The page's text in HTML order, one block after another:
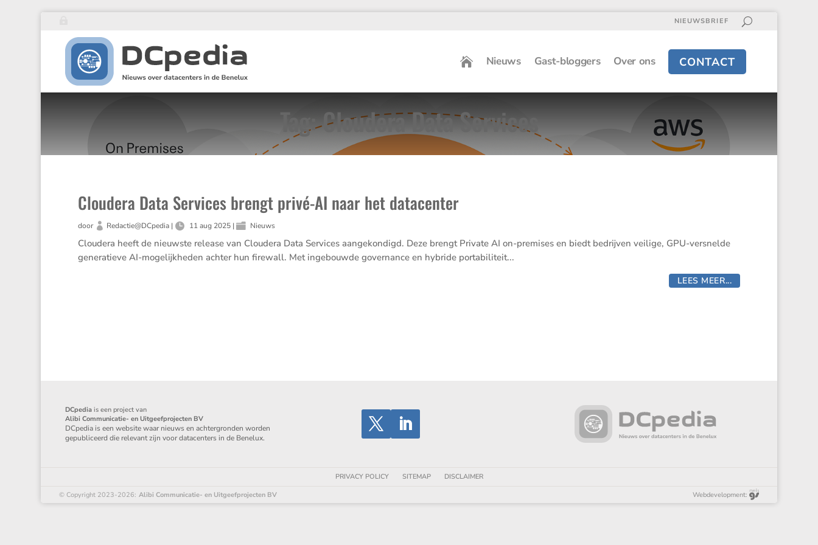
NIEUWSBRIEF
Nieuws Gast-bloggers Over ons CONTACT
Tag: Cloudera Data Services
Cloudera Data Services brengt privé-AI naar het datacenter
door Redactie@DCpedia| 11 aug 2025| Nieuws
Cloudera heeft de nieuwste release van Cloudera Data Services aange­kon­digd. Deze brengt Private AI on-premises en biedt bedrijven veilige, GPU-versnelde
genera­tieve AI-mogelijk­heden achter hun firewall. Met ingebouwde gover­nance en hybride porta­bi­li­teit...
LEES MEER...
DCpedia is een project van
Alibi Communicatie- en Uitgeefprojecten BV
DCpedia is een website waar nieuws en achtergronden worden
gepubliceerd die relevant zijn voor datacenters in de Benelux.
PRIVACY POLICY SITEMAP
DISCLAIMER
© Copyright 2023-2026: Alibi Communicatie- en Uitgeefprojecten BV Webdevelopment: